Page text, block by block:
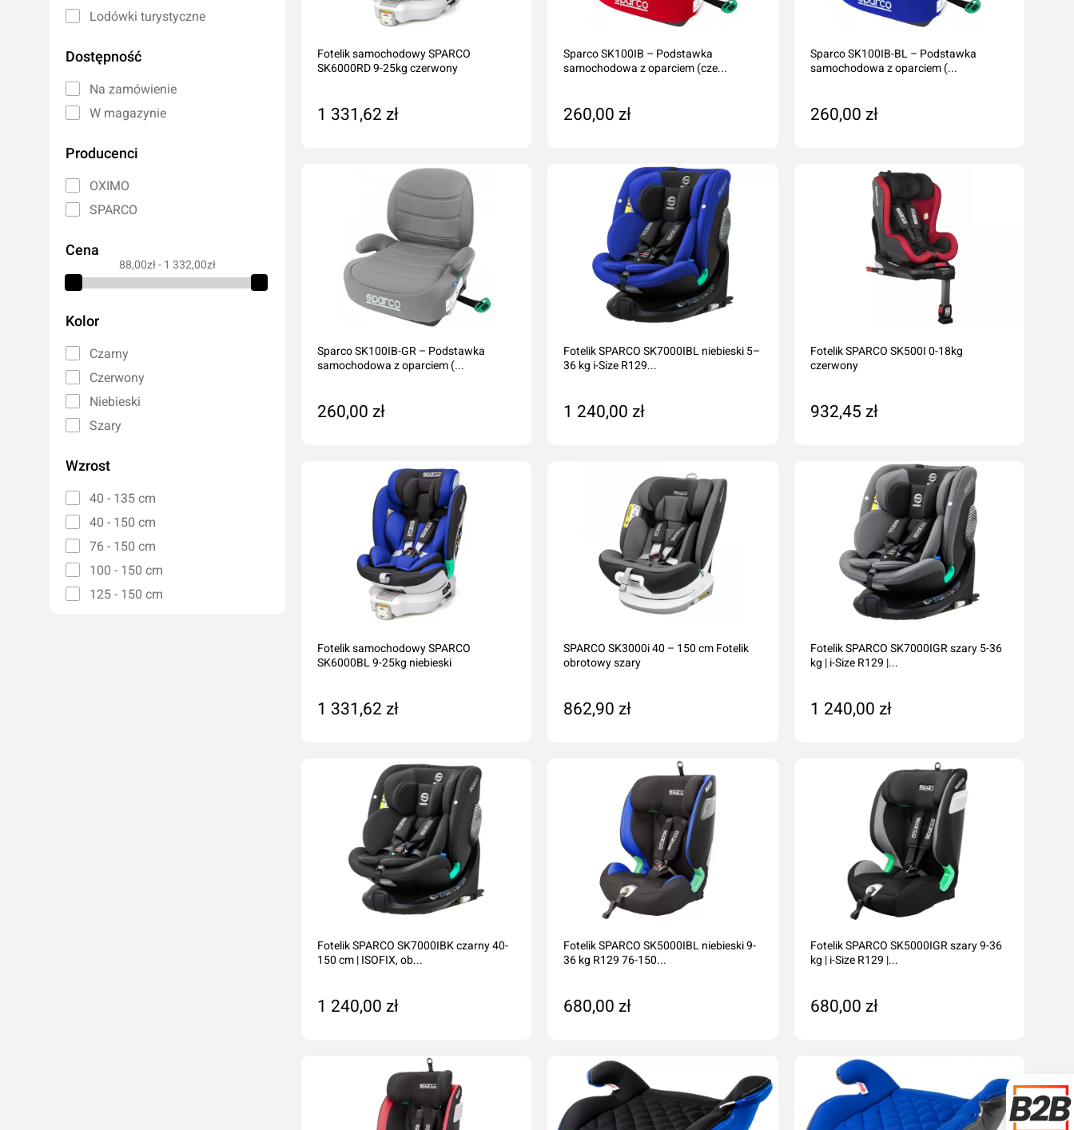
Lampy warsztatowe
Pozostałe
Akcesoria do elektronarzędzi
Rękawice robocze
Higiena i czystość
Oleje hydrauliczne
Oleje do maszyn rolniczych
Płyny chłodnicze
Ścierki, gąbki, akcesoria
Preparaty do ciężkich zabrudzeń
Zapachy samochdowe
Do domu i biura
Narzędzia ogrodowe
Nawadnianie
Pozostałe
Odrdzewiacze
Środki penetrująco smarujące
Kleje anaerobowe
Lodówki turystyczne
Dostępność
Na zamówienie
W magazynie
Producenci
OXIMO
SPARCO
Cena
88,00zł - 1 332,00zł
Kolor
Czarny
Czerwony
Niebieski
Szary
Wzrost
40 - 135 cm
40 - 150 cm
76 - 150 cm
100 - 150 cm
125 - 150 cm
Fotelik samochodowy SPARCO
SK6000RD 9-25kg czerwony
1 331,62 zł
Sparco SK100IB – Podstawka
samochodowa z oparciem (cze...
260,00 zł
Sparco SK100IB-BL – Podstawka
samochodowa z oparciem (...
260,00 zł
Sparco SK100IB-GR – Podstawka
samochodowa z oparciem (...
260,00 zł
Fotelik SPARCO SK7000IBL niebieski 5–
36 kg i-Size R129...
1 240,00 zł
Fotelik SPARCO SK500I 0-18kg
czerwony
932,45 zł
Fotelik samochodowy SPARCO
SK6000BL 9-25kg niebieski
1 331,62 zł
SPARCO SK3000i 40 – 150 cm Fotelik
obrotowy szary
862,90 zł
Fotelik SPARCO SK7000IGR szary 5-36
kg | i-Size R129 |...
1 240,00 zł
Fotelik SPARCO SK7000IBK czarny 40-
150 cm | ISOFIX, ob...
1 240,00 zł
Fotelik SPARCO SK5000IBL niebieski 9-
36 kg R129 76-150...
680,00 zł
Fotelik SPARCO SK5000IGR szary 9-36
kg | i-Size R129 |...
680,00 zł